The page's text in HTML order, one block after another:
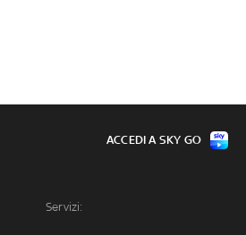
Servizi:
ACCEDI A SKY GO